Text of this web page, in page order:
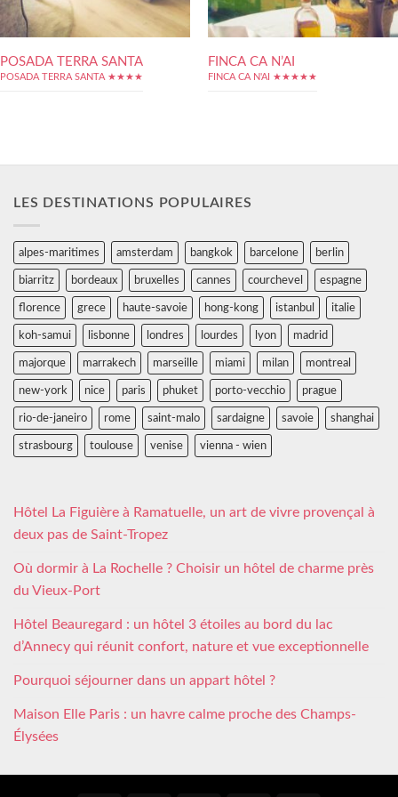
POSADA TERRA SANTA
POSADA TERRA SANTA ★★★★
FINCA CA N’AI
FINCA CA N'AI ★★★★★
LES DESTINATIONS POPULAIRES
alpes-maritimes amsterdam bangkok barcelone berlin
biarritz bordeaux bruxelles cannes courchevel espagne
florence grece haute-savoie hong-kong istanbul italie
koh-samui lisbonne londres lourdes lyon madrid
majorque marrakech marseille miami milan montreal
new-york nice paris phuket porto-vecchio prague
rio-de-janeiro rome saint-malo sardaigne savoie shanghai
strasbourg toulouse venise vienna - wien
Hôtel La Figuière à Ramatuelle, un art de vivre provençal à
deux pas de Saint-Tropez
Où dormir à La Rochelle ? Choisir un hôtel de charme près
du Vieux-Port
Hôtel Beauregard : un hôtel 3 étoiles au bord du lac
d’Annecy qui réunit confort, nature et vue exceptionnelle
Pourquoi séjourner dans un appart hôtel ?
Maison Elle Paris : un havre calme proche des Champs-
Élysées